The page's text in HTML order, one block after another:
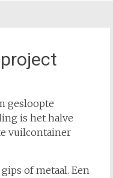
gesloopte
is het halve
vuilcontainer
of metaal. Een